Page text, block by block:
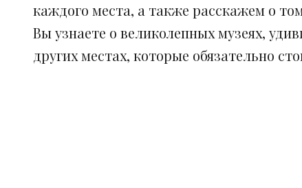
каждого места, а также расскажем о
Вы узнаете о великолепных музеях,
других местах, которые обязательно